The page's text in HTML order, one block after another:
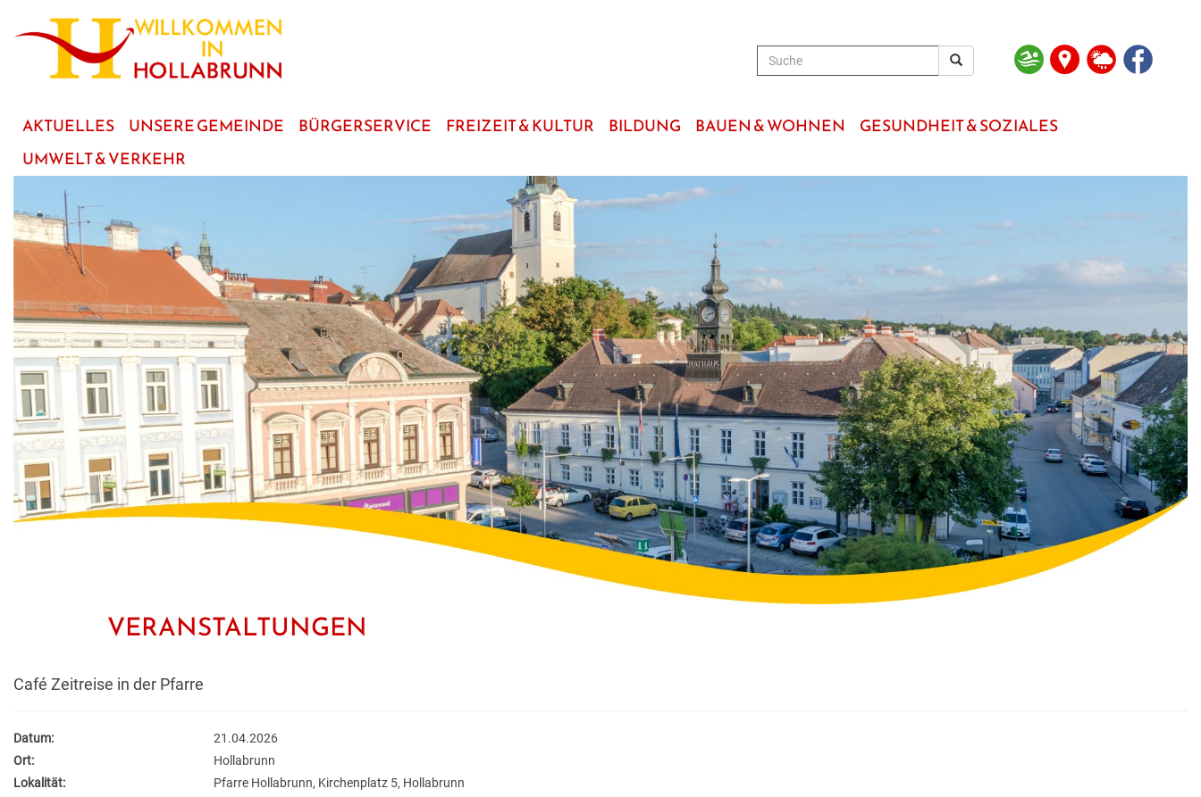
Hauptinhalt
AKTUELLES UNSERE GEMEINDE BÜRGERSERVICE FREIZEIT & KULTUR BILDUNG BAUEN & WOHNEN
GESUNDHEIT & SOZIALES
UMWELT & VERKEHR
VERANSTALTUNGEN
Café Zeitreise in der Pfarre
Datum:
21.04.2026
Ort:
Hollabrunn
Lokalität:
Pfarre Hollabrunn, Kirchenplatz 5, Hollabrunn